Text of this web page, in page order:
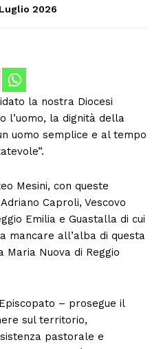
2026
la nostra Diocesi
l’uomo, la dignità della
uomo semplice e al tempo
Mesini, con queste
Caproli, Vescovo
Emilia e Guastalla di cui
mancare all’alba di questa
Maria Nuova di Reggio
– prosegue il
sul territorio,
pastorale e